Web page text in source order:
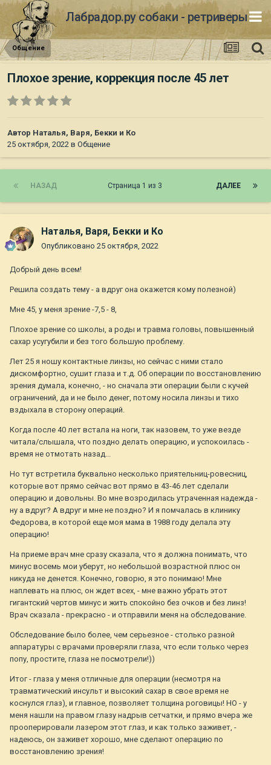
Лабрадор.ру собаки - ретриверы
Общение
Плохое зрение, коррекция после 45 лет
Автор Наталья, Варя, Бекки и Ко
25 октября, 2022 в Общение
НАЗАД ДАЛЕЕ
Страница 1 из 3
Наталья, Варя, Бекки и Ко
Опубликовано 25 октября, 2022
Добрый день всем!
Решила создать тему - а вдруг она окажется кому полезной)
Мне 45, у меня зрение -7,5 - 8,
Плохое зрение со школы, а роды и травма головы, повышенный
сахар усугубили и без того большую проблему.
Лет 25 я ношу контактные линзы, но сейчас с ними стало
дискомфортно, сушит глаза и т.д. Об операции по восстановлению
зрения думала, конечно, - но сначала эти операции были с кучей
ограничений, да и не было денег, потому носила линзы и тихо
вздыхала в сторону операций.
Когда после 40 лет встала на ноги, так назовем, то уже везде
читала/слышала, что поздно делать операцию, и успокоилась -
время не отмотать назад...
Но тут встретила буквально несколько приятельниц-ровесниц,
которые вот прямо сейчас вот прямо в 43-46 лет сделали
операцию и довольны. Во мне возродилась утраченная надежда -
ну а вдруг? А вдруг и мне не поздно? И я помчалась в клинику
Федорова, в которой еще моя мама в 1988 году делала эту
операцию!
На приеме врач мне сразу сказала, что я должна понимать, что
минус восемь мои уберут, но небольшой возрастной плюс он
никуда не денется. Конечно, говорю, я это понимаю! Мне
наплевать на плюс, он ждет всех, - мне важно убрать этот
гигантский чертов минус и жить спокойно без очков и без линз!
Врач сказала - прекрасно - и отправили меня на обследование.
Обследование было более, чем серьезное - столько разной
аппаратуры с врачами проверяли глаза, что если только через
попу, простите, глаза не посмотрели!))
Итог - глаза у меня отличные для операции (несмотря на
травматический инсульт и высокий сахар в свое время не
коснулся глаз), и главное, позволяет толщина роговицы! НО - у
меня нашли на правом глазу надрыв сетчатки, и прямо вчера же
прооперировали лазером этот глаз, и как только заживет, -
надеюсь, он заживет хорошо, мне сделают операцию по
восстановлению зрения!